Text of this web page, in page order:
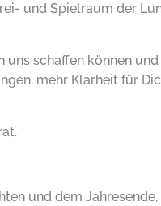
und Spielraum der
uns schaffen können
mehr Klarheit für
und dem